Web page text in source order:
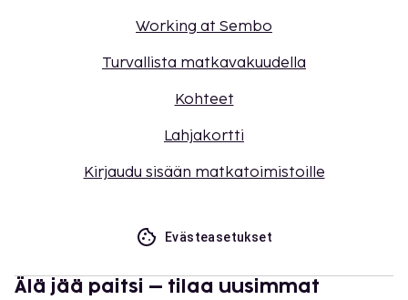
Working at Sembo
Turvallista matkavakuudella
Kohteet
Lahjakortti
Kirjaudu sisään matkatoimistoille
Evästeasetukset
Älä jää paitsi – tilaa uusimmat